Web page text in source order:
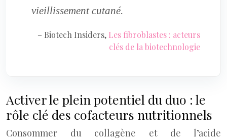
vieillissement cutané.
– Biotech Insiders, Les fibroblastes : acteurs
clés de la biotechnologie
Activer le plein potentiel du duo : le
rôle clé des cofacteurs nutritionnels
Consommer du collagène et de l’acide